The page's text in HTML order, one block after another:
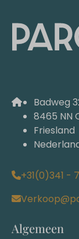
Badweg
8465 NN
Friesland
+31(0)341 -
Algemeen